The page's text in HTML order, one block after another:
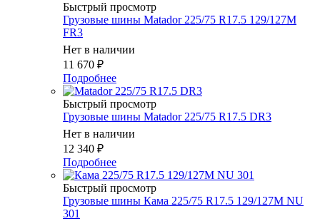
Быстрый просмотр
Грузовые шины Matador 225/75 R17.5 129/127M
FR3
Нет в наличии
11 670 ₽
Подробнее
Быстрый просмотр
Грузовые шины Matador 225/75 R17.5 DR3
Нет в наличии
12 340 ₽
Подробнее
Быстрый просмотр
Грузовые шины Кама 225/75 R17.5 129/127M NU
301